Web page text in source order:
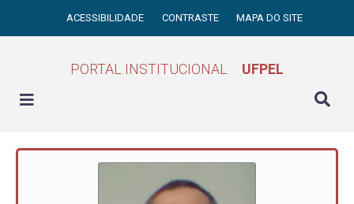
ACESSIBILIDADE CONTRASTE MAPA DO SITE
PORTAL INSTITUCIONAL UFPEL